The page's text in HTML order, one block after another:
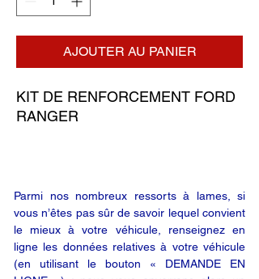
AJOUTER AU PANIER
KIT DE RENFORCEMENT FORD
RANGER
Parmi nos nombreux ressorts à lames, si
vous n’êtes pas sûr de savoir lequel convient
le mieux à votre véhicule, renseignez en
ligne les données relatives à votre véhicule
(en utilisant le bouton « DEMANDE EN